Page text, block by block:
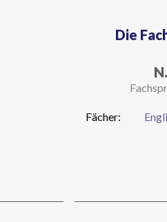
Die
Fächer: